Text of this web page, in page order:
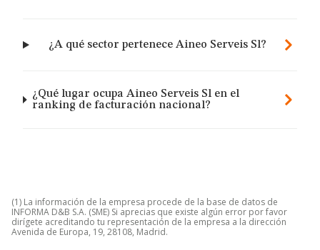
¿A qué sector pertenece Aineo Serveis Sl?
¿Qué lugar ocupa Aineo Serveis Sl en el
ranking de facturación nacional?
(1) La información de la empresa procede de la base de datos de
INFORMA D&B S.A. (SME) Si aprecias que existe algún error por favor
dirígete acreditando tu representación de la empresa a la dirección
Avenida de Europa, 19, 28108, Madrid.